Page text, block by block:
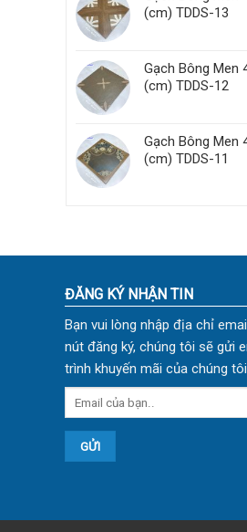
(cm) TDDS-13
Gạch Bông Men
(cm) TDDS-12
Gạch Bông Men
(cm) TDDS-11
ĐĂNG KÝ NHẬN TIN
Bạn vui lòng nhập địa chỉ
nút đăng ký, chúng tôi sẽ gửi
trình khuyến mãi của chúng